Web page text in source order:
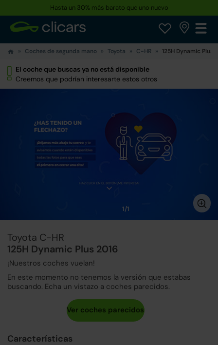
Hasta un 30% más barato que uno nuevo
Coches de segunda mano Toyota C-HR 125H Dynamic Plus
El coche que buscas ya no está disponible
Creemos que podrían interesarte estos otros
1/1
Toyota C-HR
125H Dynamic Plus 2016
¡Nuestros coches vuelan!
En este momento no tenemos la versión que estabas
buscando. Echa un vistazo a coches parecidos.
Características